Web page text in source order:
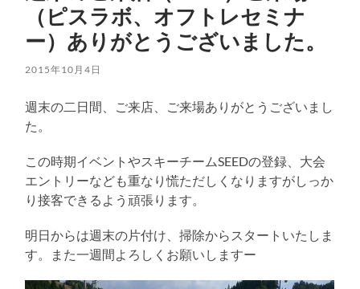
切
り
替
え
る
（ピスラボ、オフトレセミナ
ー）ありがとうございました。
2015年10月4日
週末の二日間、ご来店、ご来場ありがとうございまし
た。
この時期イベントやスキーチームSEEDの登録、大会
エントリーなども重なり慌ただしくなりますがしっか
り接客できるよう頑張ります。
明日からは週末の片付け、掃除からスタートいたしま
す。また一週間よろしくお願いしますー